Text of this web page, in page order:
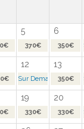
5 6
370€ 350€
12 13
Sur Demande >350€
19 20
330€ 330€